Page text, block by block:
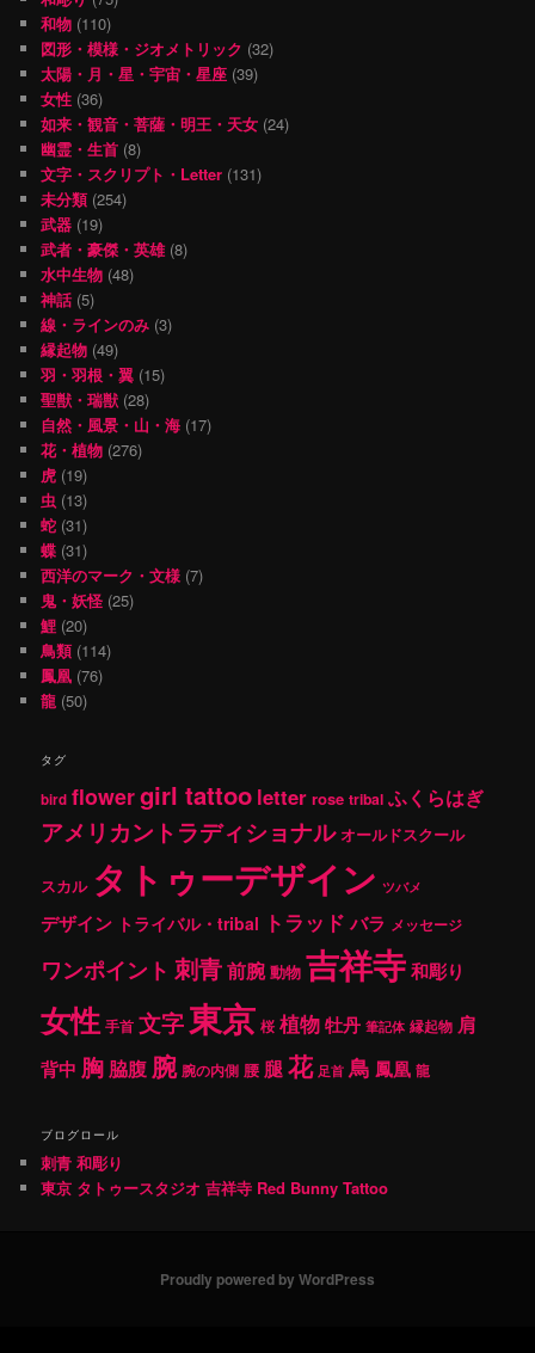
和物 (110)
図形・模様・ジオメトリック (32)
太陽・月・星・宇宙・星座 (39)
女性 (36)
如来・観音・菩薩・明王・天女 (24)
幽霊・生首 (8)
文字・スクリプト・Letter (131)
未分類(254)
武器 (19)
武者・豪傑・英雄(8)
水中生物 (48)
神話 (5)
線・ラインのみ (3)
縁起物 (49)
羽・羽根・翼 (15)
聖獣・瑞獣 (28)
自然・風景・山・海 (17)
花・植物 (276)
虎 (19)
虫 (13)
蛇 (31)
蝶 (31)
西洋のマーク・文様 (7)
鬼・妖怪 (25)
鯉 (20)
鳥類(114)
鳳凰 (76)
龍 (50)
タグ
bird flowergirl tattoo letter rose tribal ふくらはぎ
アメリカントラディショナル オールドスクール
スカル タトゥーデザイン ツバメ
デザイン トライバル・tribal トラッド バラ メッセージ
ワンポイント 刺青前腕 動物 吉祥寺和彫り
女性 手首 文字東京 桜 植物牡丹 筆記体 縁起物 肩
背中 胸 脇腹 腕 腕の内側 腰 腿花 足首 鳥 鳳凰 龍
ブログロール
刺青 和彫り
東京 タトゥースタジオ 吉祥寺 Red Bunny Tattoo
Proudly powered by WordPress